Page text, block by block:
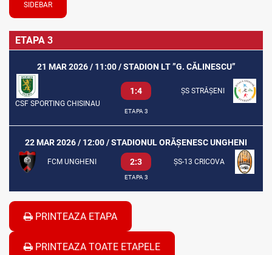
SIDEBAR
ETAPA 3
21 MAR 2026 / 11:00 / STADION LT ”G. CĂLINESCU”
CSF SPORTING CHISINAU
1:4 ȘS STRĂȘENI
ETAPA 3
22 MAR 2026 / 12:00 / STADIONUL ORĂȘENESC UNGHENI
FCM UNGHENI 2:3 ȘS-13 CRICOVA
ETAPA 3
PRINTEAZA ETAPA
PRINTEAZA TOATE ETAPELE